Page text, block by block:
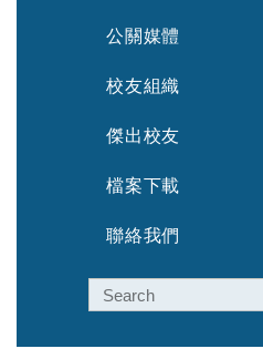
公關媒體
校友組織
傑出校友
檔案下載
聯絡我們